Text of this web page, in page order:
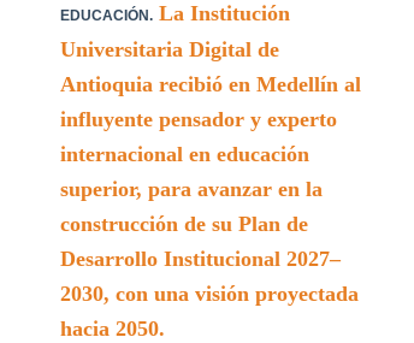
EDUCACIÓN. La Institución
Universitaria Digital de
Antioquia recibió en Medellín al
influyente pensador y experto
internacional en educación
superior, para avanzar en la
construcción de su Plan de
Desarrollo Institucional 2027–
2030, con una visión proyectada
hacia 2050.